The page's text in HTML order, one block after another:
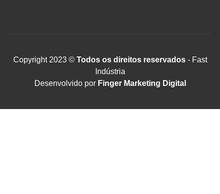
Copyright 2023 ©Todos os direitos reservados- Fast
Indústria
Desenvolvido por Finger Marketing Digital